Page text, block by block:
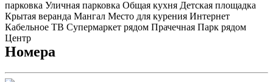
парковка Уличная парковка Общая кухня Детская площадка
Крытая веранда Мангал Место для курения Интернет
Кабельное ТВ Супермаркет рядом Прачечная Парк рядом
Центр
Номера